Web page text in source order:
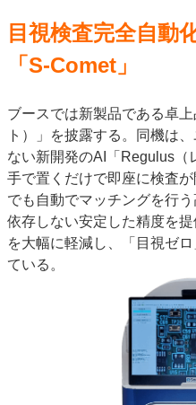
2022 見える化・MIS特集
2022 検
発刊案内
JFPI印刷用語集
運営
会社案内
購読・購入申し
お問い合わせ
目視検査完全自動
「S-Comet」
ブースでは新製品である卓
ト）」を披露する。同機は
ない新開発のAI「Regulus（
手で置くだけで即座に検査
でも自動でマッチングを行
依存しない安定した精度を
を大幅に軽減し、「目視ゼ
ている。